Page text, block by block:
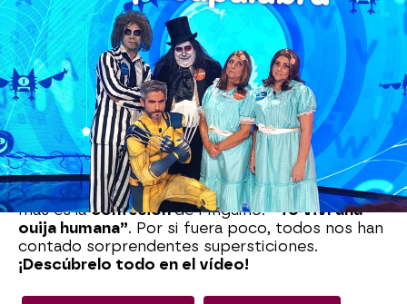
A loscuatroles hemos hecho pasar por un
aterrador test de Halloween
. Nos han revelado
suspelículas de terror favoritas
y los
personajesque más miedo les dan.“El inspector
de Hacienda”, ha bromeadoBeetlejuice
, que
después ha tirado por el clásicoFreddy Krueger
Con lo que entranescalofríoses con sus
experiencias paranormales. “Hago que se
muevan las cosas con la mente”, ha asegurado
una de las gemelas, Soledad. Tan impactante o
más es laconfesiónde Pingüino:“Yo viví una
ouija humana”. Por si fuera poco, todos nos han
contado sorprendentes supersticiones.
¡Descúbrelo todo en el vídeo!